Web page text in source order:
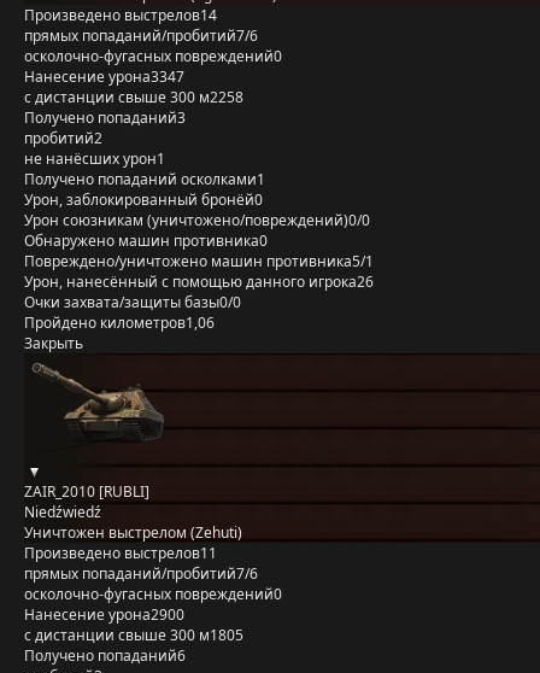
Произведено выстрелов14
прямых попаданий/пробитий7/6
осколочно-фугасных повреждений0
Нанесение урона3347
с дистанции свыше 300 м2258
Получено попаданий3
пробитий2
не нанёсших урон1
Получено попаданий осколками1
Урон, заблокированный бронёй0
Урон союзникам (уничтожено/повреждений)0/0
Обнаружено машин противника0
Повреждено/уничтожено машин противника5/1
Урон, нанесённый с помощью данного игрока26
Очки захвата/защиты базы0/0
Пройдено километров1,06
Закрыть
ZAIR_2010 [RUBLI]
Niedźwiedź
Уничтожен выстрелом (Zehuti)
Произведено выстрелов11
прямых попаданий/пробитий7/6
осколочно-фугасных повреждений0
Нанесение урона2900
с дистанции свыше 300 м1805
Получено попаданий6